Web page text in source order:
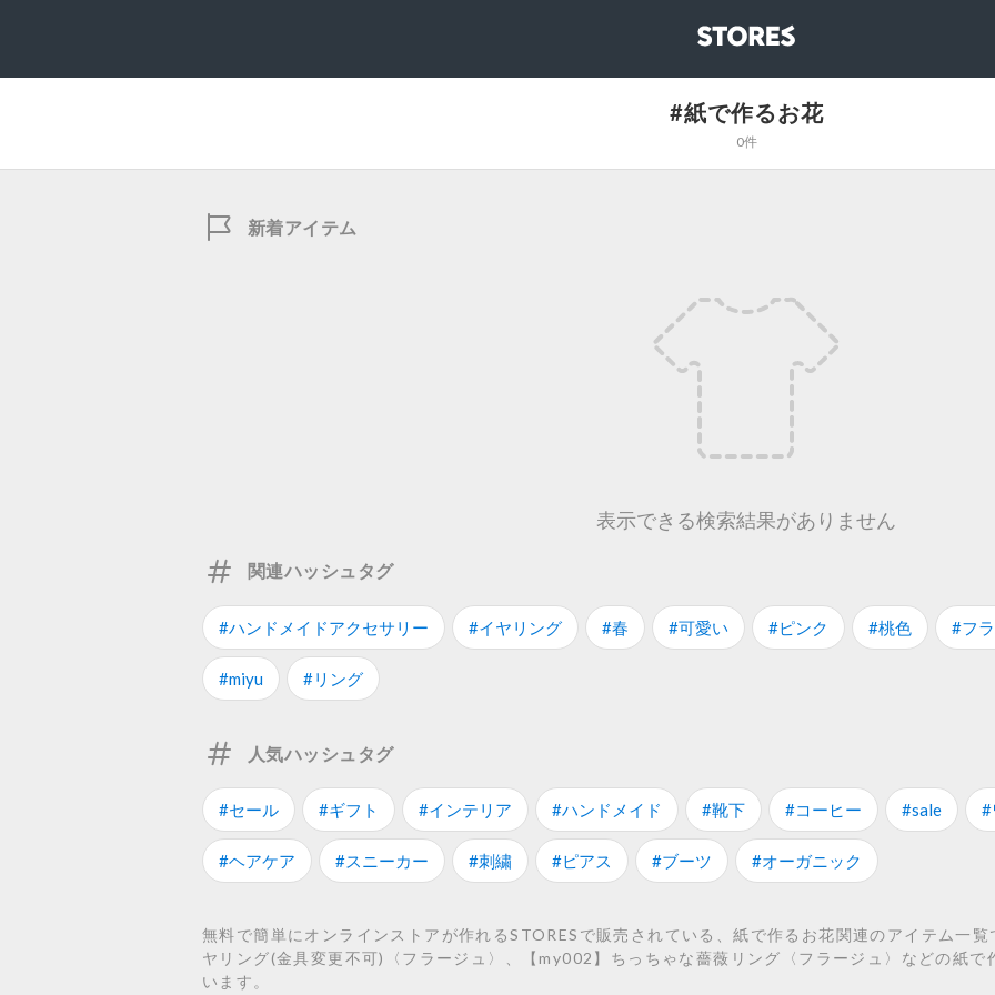
STORES
#紙で作るお花
0件
新着アイテム
表示できる検索結果がありません
関連ハッシュタグ
#ハンドメイドアクセサリー #イヤリング #春 #可愛い #ピンク #桃色 #フ
#miyu #リング
人気ハッシュタグ
#セール #ギフト #インテリア #ハンドメイド #靴下 #コーヒー #sale #
#ヘアケア #スニーカー #刺繍 #ピアス #ブーツ #オーガニック
無料で簡単にオンラインストアが作れるSTORESで販売されている、紙で作るお花関連のアイテム一
ヤリング(金具変更不可)〈フラージュ〉、【my002】ちっちゃな薔薇リング〈フラージュ〉などの紙で
います。